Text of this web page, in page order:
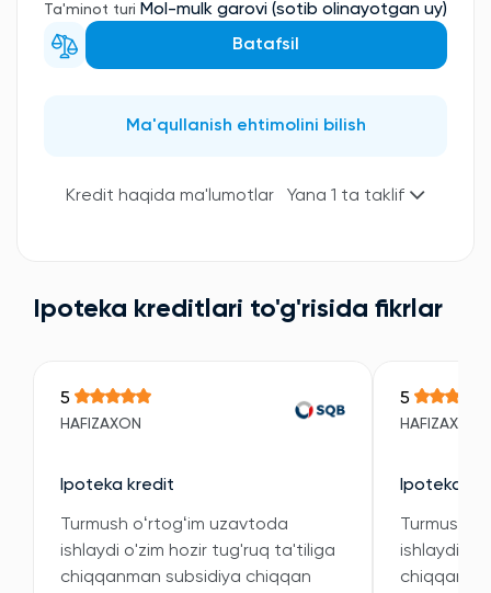
Ta'minot turi Mol-mulk garovi (sotib olinayotgan uy)
Batafsil
Ma'qullanish ehtimolini bilish
Kredit haqida ma'lumotlar Yana 1 ta taklif
Ipoteka kreditlari to'g'risida fikrlar
5
HAFIZAXON
Ipoteka kredit
Turmush oʻrtogʻim uzavtoda
ishlaydi o'zim hozir tug'ruq ta'tiliga
chiqqanman subsidiya chiqqan
5
HAFIZAXON
Ipoteka
Turmush
ishlaydi